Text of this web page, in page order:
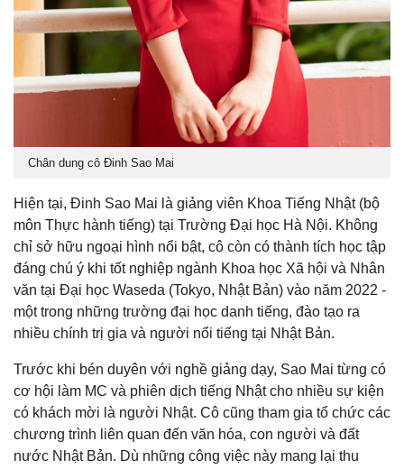
Chân dung cô Đinh Sao Mai
Hiện tại, Đinh Sao Mai là giảng viên Khoa Tiếng Nhật (bộ
môn Thực hành tiếng) tại Trường Đại học Hà Nội. Không
chỉ sở hữu ngoại hình nổi bật, cô còn có thành tích học tập
đáng chú ý khi tốt nghiệp ngành Khoa học Xã hội và Nhân
văn tại Đại học Waseda (Tokyo, Nhật Bản) vào năm 2022 -
một trong những trường đại học danh tiếng, đào tạo ra
nhiều chính trị gia và người nổi tiếng tại Nhật Bản.
Trước khi bén duyên với nghề giảng dạy, Sao Mai từng có
cơ hội làm MC và phiên dịch tiếng Nhật cho nhiều sự kiện
có khách mời là người Nhật. Cô cũng tham gia tổ chức các
chương trình liên quan đến văn hóa, con người và đất
nước Nhật Bản. Dù những công việc này mang lại thu